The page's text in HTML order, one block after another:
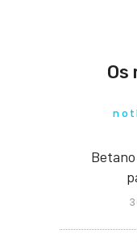
Os
Betano